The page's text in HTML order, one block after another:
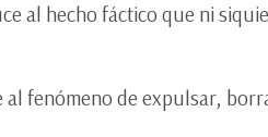
al hecho fáctico que ni
fenómeno de expulsar,